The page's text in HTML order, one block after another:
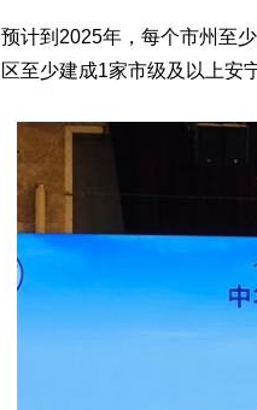
预计到2025年，每个市州至
区至少建成1家市级及以上安